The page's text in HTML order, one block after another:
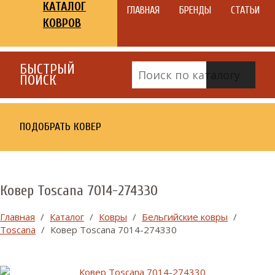
КАТАЛОГ
КОВРОВ
ГЛАВНАЯ БРЕНДЫ СТАТЬИ
БЫСТРЫЙ
ПОИСК
ПОДОБРАТЬ КОВЕР
Ковер Toscana 7014-274330
Главная / Каталог / Ковры / Бельгийские ковры /
Toscana / Ковер Toscana 7014-274330